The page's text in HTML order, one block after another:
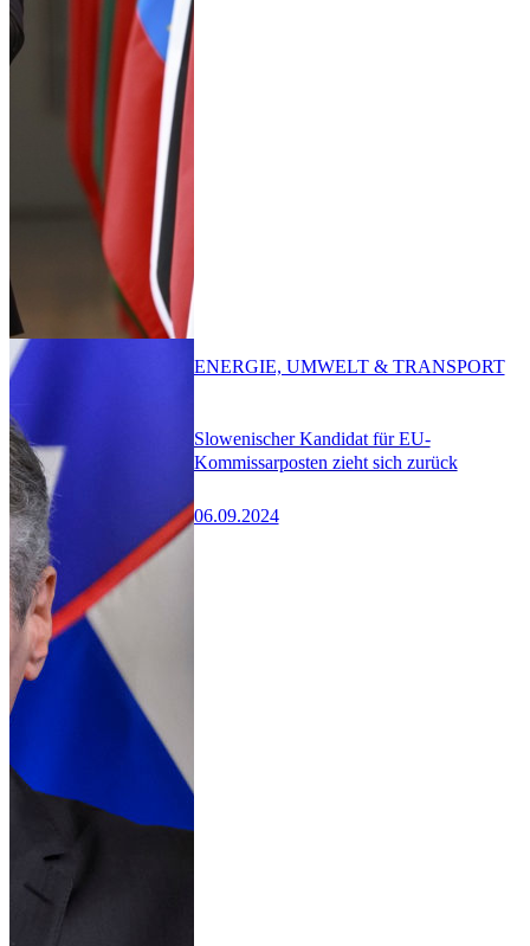
Slowenischer Kandidat für EU-
Kommissarposten zieht sich zurück
06.09.2024
ENERGIE, UMWELT & TRANSPORT